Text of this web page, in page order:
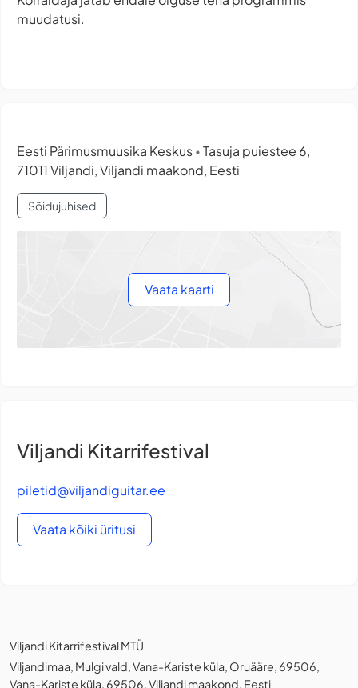
muudatusi.
Eesti Pärimusmuusika Keskus • Tasuja puiestee 6,
71011 Viljandi, Viljandi maakond, Eesti
Sõidujuhised
Vaata kaarti
Viljandi Kitarrifestival
piletid@viljandiguitar.ee
Vaata kõiki üritusi
Viljandi Kitarrifestival MTÜ
Viljandimaa, Mulgi vald, Vana-Kariste küla, Oruääre, 69506,
Vana-Kariste küla, 69506, Viljandi maakond, Eesti